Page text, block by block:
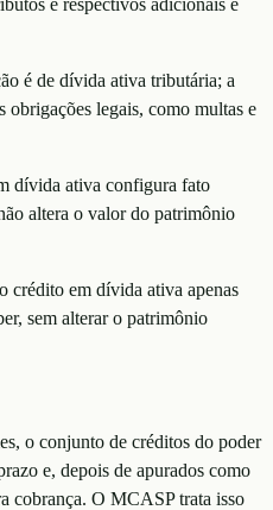
é de dívida ativa tributária; a
obrigações legais, como multas e
dívida ativa configura fato
altera o valor do patrimônio
crédito em dívida ativa apenas
sem alterar o patrimônio
o conjunto de créditos do poder
e, depois de apurados como
cobrança. O MCASP trata isso